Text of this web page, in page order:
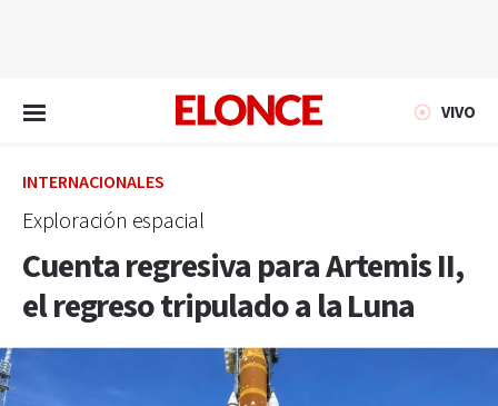
VIVO
INTERNACIONALES
Exploración espacial
Cuenta regresiva para Artemis II,
el regreso tripulado a la Luna